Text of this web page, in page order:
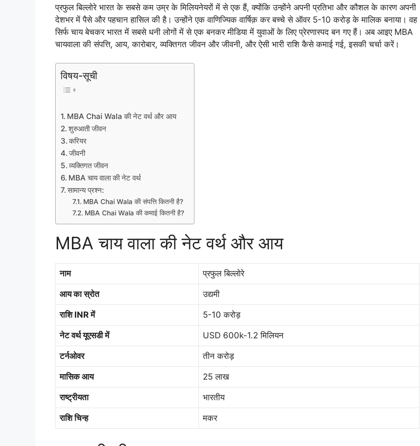
प्रफुल बिल्लोरे भारत के सबसे कम उम्र के मिलियनेयरों में से एक हैं, क्योंकि उन्होंने अपनी प्रतिभा और कौशल के कारण अपनी
देशभर में पैसे और पहचान हासिल की है। उन्होंने एक वाणिज्यिक वार्षिक़ कर बच्चे से ऑवर 5-10 करोड़ के मालिक बनाया। वह
सिर्फ चाय बेचकर भारत में सबसे धनी लोगों में से एक बनकर मीडिया में युवाओं के लिए प्रेरणास्पद बन गए हैं। अब आइए MBA
चायवाला की संपत्ति, आय, कारोबार, व्यक्तिगत जीवन और जीवनी, और ऐसी भारी राशि कैसे कमाई गई, इसकी चर्चा करें।
विषय-सूची
MBA Chai Wala की नेट वर्थ और आय
शुरुआती जीवन
करियर
जीवनी
व्यक्तिगत जीवन
MBA चाय वाला की नेट वर्थ
सामान्य प्रश्न:
MBA Chai Wala की संपत्ति कितनी है?
MBA Chai Wala की कमाई कितनी है?
MBA चाय वाला की नेट वर्थ और आय
नाम प्रफुल बिल्लोरे
आय का स्रोत उद्यमी
राशि INR में 5-10 करोड़
नेट वर्थ यूएसडी में USD 600k-1.2 मिलियन
टर्नओवर तीन करोड़
मासिक आय 25 लाख
राष्ट्रीयता भारतीय
राशि चिन्ह मकर